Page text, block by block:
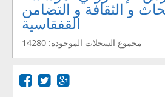
و الثقافة و التضامن
القفقاسية
مجموع السجلات الموجوده: 14280